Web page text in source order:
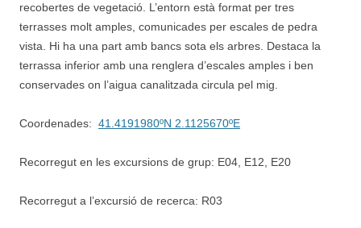
recobertes de vegetació. L’entorn està format per tres
terrasses molt amples, comunicades per escales de pedra
vista. Hi ha una part amb bancs sota els arbres. Destaca la
terrassa inferior amb una renglera d’escales amples i ben
conservades on l’aigua canalitzada circula pel mig.
Coordenades: 41.4191980ºN 2.1125670ºE
Recorregut en les excursions de grup: E04, E12, E20
Recorregut a l’excursió de recerca: R03